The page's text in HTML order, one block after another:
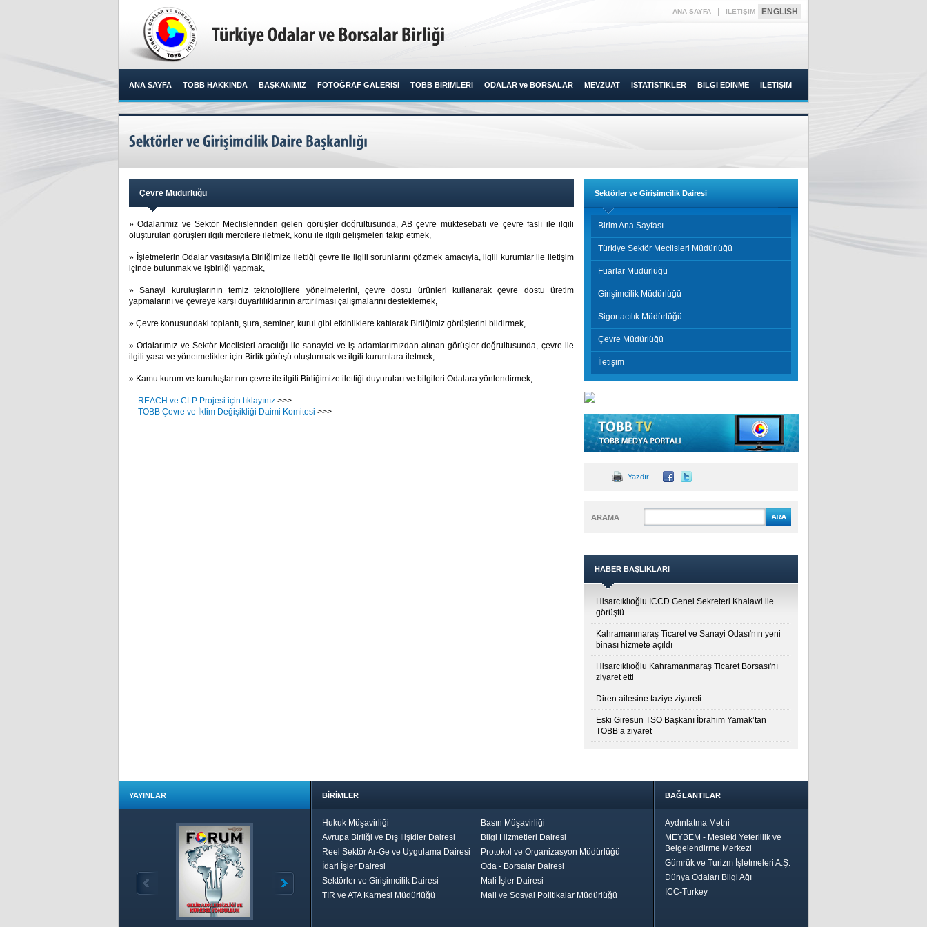
ANA SAYFA İLETİŞİM ENGLISH
ANA SAYFA TOBB HAKKINDA BAŞKANIMIZ FOTOĞRAF GALERİSİ TOBB BİRİMLERİ ODALAR ve BORSALAR MEVZUAT İSTATİSTİKLER BİLGİ EDİNME İLETİŞİM
Çevre Müdürlüğü
» Odalarımız ve Sektör Meclislerinden gelen görüşler doğrultusunda, AB çevre müktesebatı ve çevre faslı ile ilgili
oluşturulan görüşleri ilgili mercilere iletmek, konu ile ilgili gelişmeleri takip etmek,
» İşletmelerin Odalar vasıtasıyla Birliğimize ilettiği çevre ile ilgili sorunlarını çözmek amacıyla, ilgili kurumlar ile iletişim
içinde bulunmak ve işbirliği yapmak,
» Sanayi kuruluşlarının temiz teknolojilere yönelmelerini, çevre dostu ürünleri kullanarak çevre dostu üretim
yapmalarını ve çevreye karşı duyarlılıklarının arttırılması çalışmalarını desteklemek,
» Çevre konusundaki toplantı, şura, seminer, kurul gibi etkinliklere katılarak Birliğimiz görüşlerini bildirmek,
» Odalarımız ve Sektör Meclisleri aracılığı ile sanayici ve iş adamlarımızdan alınan görüşler doğrultusunda, çevre ile
ilgili yasa ve yönetmelikler için Birlik görüşü oluşturmak ve ilgili kurumlara iletmek,
» Kamu kurum ve kuruluşlarının çevre ile ilgili Birliğimize ilettiği duyuruları ve bilgileri Odalara yönlendirmek,
- REACH ve CLP Projesi için tıklayınız.>>>
- TOBB Çevre ve İklim Değişikliği Daimi Komitesi >>>
Sektörler ve Girişimcilik Dairesi
Birim Ana Sayfası
Türkiye Sektör Meclisleri Müdürlüğü
Fuarlar Müdürlüğü
Girişimcilik Müdürlüğü
Sigortacılık Müdürlüğü
Çevre Müdürlüğü
İletişim
Yazdır
ARAMA
HABER BAŞLIKLARI
Hisarcıklıoğlu ICCD Genel Sekreteri Khalawi ile
görüştü
Kahramanmaraş Ticaret ve Sanayi Odası'nın yeni
binası hizmete açıldı
Hisarcıklıoğlu Kahramanmaraş Ticaret Borsası'nı
ziyaret etti
Diren ailesine taziye ziyareti
Eski Giresun TSO Başkanı İbrahim Yamak’tan
TOBB’a ziyaret
YAYINLAR BİRİMLER
Hukuk Müşavirliği
Basın Müşavirliği
Avrupa Birliği ve Dış İlişkiler Dairesi
Bilgi Hizmetleri Dairesi
Reel Sektör Ar-Ge ve Uygulama Dairesi
Protokol ve Organizasyon Müdürlüğü
İdari İşler Dairesi
Oda - Borsalar Dairesi
Sektörler ve Girişimcilik Dairesi
Mali İşler Dairesi
TIR ve ATA Karnesi Müdürlüğü
Mali ve Sosyal Politikalar Müdürlüğü
BAĞLANTILAR
Aydınlatma Metni
MEYBEM - Mesleki Yeterlilik ve
Belgelendirme Merkezi
Gümrük ve Turizm İşletmeleri A.Ş.
Dünya Odaları Bilgi Ağı
ICC-Turkey